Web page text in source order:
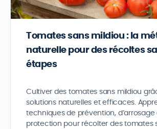
Tomates sans mildiou : la
naturelle pour des récoltes
étapes
Cultiver des tomates sans mildiou
solutions naturelles et efficaces.
techniques de prévention, d’arrosage
protection pour récolter des tomates